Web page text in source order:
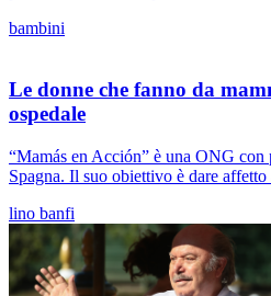
bambini
Le donne che fanno da
ospedale
“Mamás en Acción” è una ONG
Spagna. Il suo obiettivo è dare affetto
lino banfi